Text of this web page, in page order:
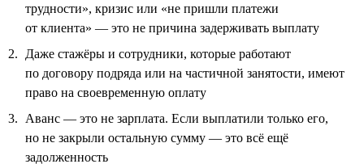
трудности», кризис или «не пришли платежи
от клиента» — это не причина задерживать выплату
Даже стажёры и сотрудники, которые работают
по договору подряда или на частичной занятости, имеют
право на своевременную оплату
Аванс — это не зарплата. Если выплатили только его,
но не закрыли остальную сумму — это всё ещё
задолженность